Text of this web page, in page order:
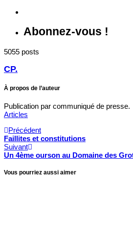
Abonnez-vous !
5055 posts
CP.
À propos de l’auteur
Publication par communiqué de presse.
Articles
Précédent
Faillites et constitutions
Suivant
Un 4ème ourson au Domaine des
Vous pourriez aussi aimer